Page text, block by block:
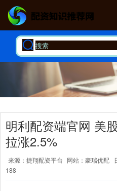
明利配资端官网 美
拉涨2.5%
来源：捷翔配资平台 网站：豪瑞优配
188